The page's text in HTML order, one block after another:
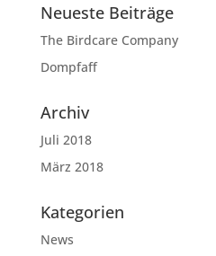
Neueste Beiträge
The Birdcare Company
Dompfaff
Archiv
Juli 2018
März 2018
Kategorien
News